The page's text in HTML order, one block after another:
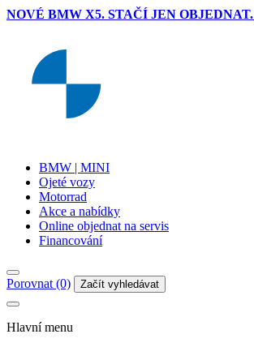
NOVÉ BMW X5. STAČÍ JEN OBJEDNAT.
BMW | MINI
Ojeté vozy
Motorrad
Akce a nabídky
Online objednat na servis
Financování
Porovnat (0) Začít vyhledávat
Hlavní menu